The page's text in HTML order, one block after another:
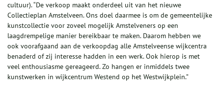
cultuur). “De verkoop maakt onderdeel uit van het nieuwe
Collectieplan Amstelveen. Ons doel daarmee is om de gemeentelijke
kunstcollectie voor zoveel mogelijk Amstelveners op een
laagdrempelige manier bereikbaar te maken. Daarom hebben we
ook voorafgaand aan de verkoopdag alle Amstelveense wijkcentra
benaderd of zij interesse hadden in een werk. Ook hierop is met
veel enthousiasme gereageerd. Zo hangen er inmiddels twee
kunstwerken in wijkcentrum Westend op het Westwijkplein.”